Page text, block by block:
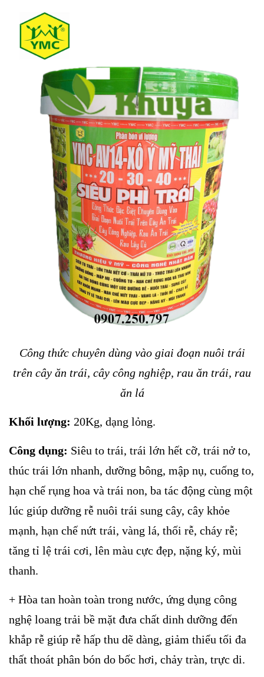
Công thức chuyên dùng vào giai đoạn nuôi trái
trên cây ăn trái, cây công nghiệp, rau ăn trái, rau
ăn lá
Khối lượng: 20Kg, dạng lỏng.
Công dụng: Siêu to trái, trái lớn hết cỡ, trái nở to,
thúc trái lớn nhanh, dưỡng bông, mập nụ, cuống to,
hạn chế rụng hoa và trái non, ba tác động cùng một
lúc giúp dưỡng rễ nuôi trái sung cây, cây khỏe
mạnh, hạn chế nứt trái, vàng lá, thối rễ, cháy rễ;
tăng tỉ lệ trái cơi, lên màu cực đẹp, nặng ký, mùi
thanh.
+ Hòa tan hoàn toàn trong nước, ứng dụng công
nghệ loang trải bề mặt đưa chất dinh dưỡng đến
khắp rễ giúp rễ hấp thu dẽ dàng, giảm thiểu tối đa
thất thoát phân bón do bốc hơi, chảy tràn, trực di.